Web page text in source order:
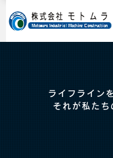
ライフライン
それが私たち